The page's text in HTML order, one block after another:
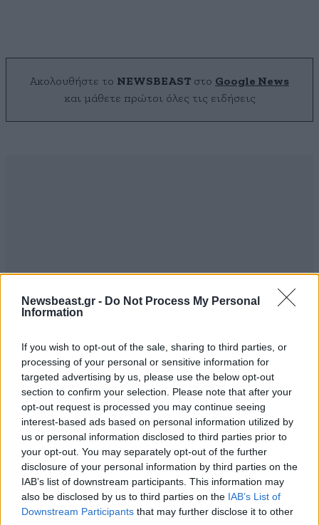
Newsbeast.gr - Do Not Process My Personal
Information
If you wish to opt-out of the sale, sharing to third parties, or
processing of your personal or sensitive information for
targeted advertising by us, please use the below opt-out
section to confirm your selection. Please note that after your
opt-out request is processed you may continue seeing
interest-based ads based on personal information utilized by
us or personal information disclosed to third parties prior to
your opt-out. You may separately opt-out of the further
disclosure of your personal information by third parties on the
IAB’s list of downstream participants. This information may
also be disclosed by us to third parties on the IAB’s List of
Downstream Participants that may further disclose it to other
Ακολουθήστε το NEWSBEAST στο Google News
και μάθετε πρώτοι όλες τις ειδήσεις
0 ΣΧΌΛΙΑ ΑΝΑΓΝΩΣΤΏΝ
ΠΡΟΣΘΕΣΤΕ ΤΟ ΣΧΟΛΙΟ ΣΑΣ